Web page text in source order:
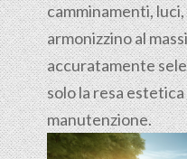
camminamenti,
armonizzino al
accuratamente
solo la resa
manutenzione.